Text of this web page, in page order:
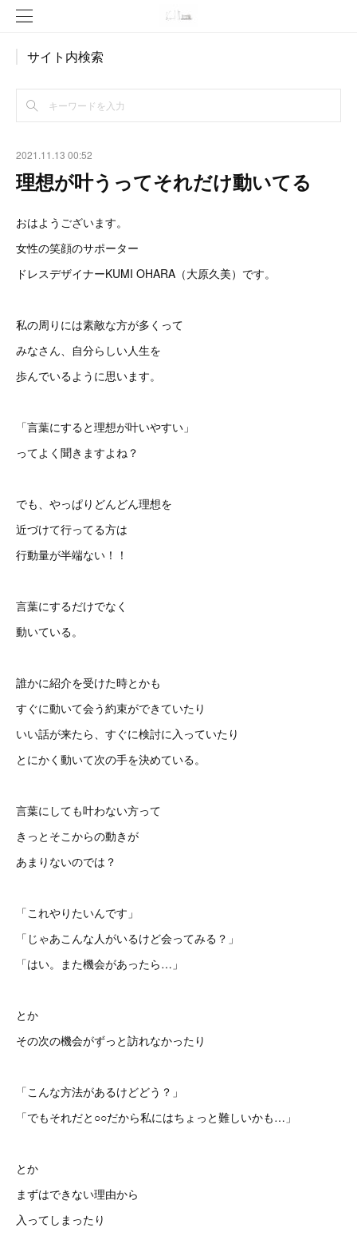
サイト内検索
2021.11.13 00:52
理想が叶うってそれだけ動いてる
おはようございます。
女性の笑顔のサポーター
ドレスデザイナーKUMI OHARA（大原久美）です。
私の周りには素敵な方が多くって
みなさん、自分らしい人生を
歩んでいるように思います。
「言葉にすると理想が叶いやすい」
ってよく聞きますよね？
でも、やっぱりどんどん理想を
近づけて行ってる方は
行動量が半端ない！！
言葉にするだけでなく
動いている。
誰かに紹介を受けた時とかも
すぐに動いて会う約束ができていたり
いい話が来たら、すぐに検討に入っていたり
とにかく動いて次の手を決めている。
言葉にしても叶わない方って
きっとそこからの動きが
あまりないのでは？
「これやりたいんです」
「じゃあこんな人がいるけど会ってみる？」
「はい。また機会があったら…」
とか
その次の機会がずっと訪れなかったり
「こんな方法があるけどどう？」
「でもそれだと○○だから私にはちょっと難しいかも…」
とか
まずはできない理由から
入ってしまったり